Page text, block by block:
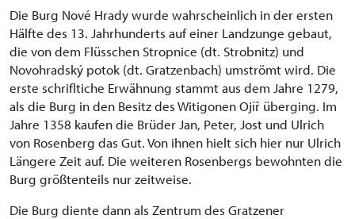
Die Burg Nové Hrady wurde wahrscheinlich in der ersten
Hälfte des 13. Jahrhunderts auf einer Landzunge gebaut,
die von dem Flüsschen Stropnice (dt. Strobnitz) und
Novohradský potok (dt. Gratzenbach) umströmt wird. Die
erste schrifltiche Erwähnung stammt aus dem Jahre 1279,
als die Burg in den Besitz des Witigonen Ojíř überging. Im
Jahre 1358 kaufen die Brüder Jan, Peter, Jost und Ulrich
von Rosenberg das Gut. Von ihnen hielt sich hier nur Ulrich
Längere Zeit auf. Die weiteren Rosenbergs bewohnten die
Burg größtenteils nur zeitweise.
Die Burg diente dann als Zentrum des Gratzener